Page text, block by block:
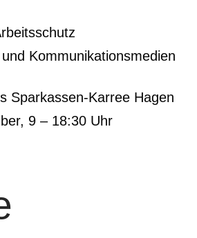
Kommunikationsmedien
Sparkassen-Karree Hagen
9 – 18:30 Uhr